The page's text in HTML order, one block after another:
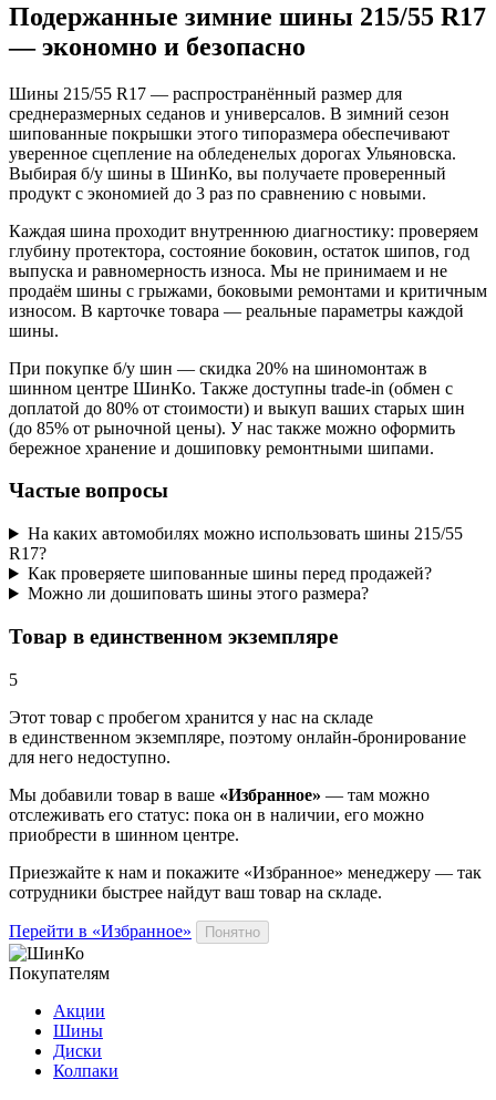
Подержанные зимние шины 215/55 R17
— экономно и безопасно
Шины 215/55 R17 — распространённый размер для
среднеразмерных седанов и универсалов. В зимний сезон
шипованные покрышки этого типоразмера обеспечивают
уверенное сцепление на обледенелых дорогах Ульяновска.
Выбирая б/у шины в ШинКо, вы получаете проверенный
продукт с экономией до 3 раз по сравнению с новыми.
Каждая шина проходит внутреннюю диагностику: проверяем
глубину протектора, состояние боковин, остаток шипов, год
выпуска и равномерность износа. Мы не принимаем и не
продаём шины с грыжами, боковыми ремонтами и критичным
износом. В карточке товара — реальные параметры каждой
шины.
При покупке б/у шин — скидка 20% на шиномонтаж в
шинном центре ШинКo. Также доступны trade-in (обмен с
доплатой до 80% от стоимости) и выкуп ваших старых шин
(до 85% от рыночной цены). У нас также можно оформить
бережное хранение и дошиповку ремонтными шипами.
Частые вопросы
На каких автомобилях можно использовать шины 215/55
R17?
Как проверяете шипованные шины перед продажей?
Можно ли дошиповать шины этого размера?
Товар в единственном экземпляре
5
Этот товар с пробегом хранится у нас на складе
в единственном экземпляре, поэтому онлайн-бронирование
для него недоступно.
Мы добавили товар в ваше «Избранное» — там можно
отслеживать его статус: пока он в наличии, его можно
приобрести в шинном центре.
Приезжайте к нам и покажите «Избранное» менеджеру — так
сотрудники быстрее найдут ваш товар на складе.
Перейти в «Избранное» Понятно
Покупателям
Акции
Шины
Диски
Колпаки